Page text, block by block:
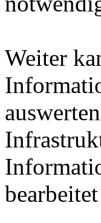
Weiter